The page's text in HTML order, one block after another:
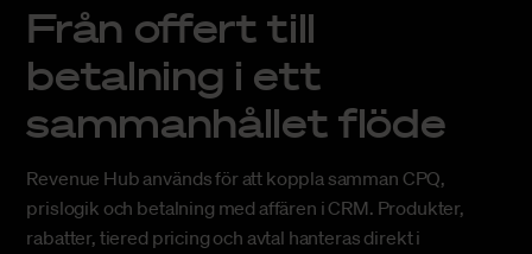
Från offert till
betalning i ett
sammanhållet flöde
Revenue Hub används för att koppla samman CPQ,
prislogik och betalning med affären i CRM. Produkter,
rabatter, tiered pricing och avtal hanteras direkt i